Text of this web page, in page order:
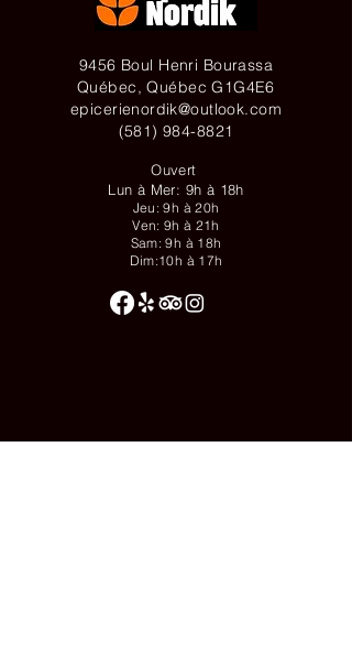
9456 Boul Henri Bourassa
Québec, Québec G1G4E6
epicerienordik@outlook.com
(581) 984-8821
Ouvert
Lun à Mer: 9h à 18h
Jeu: 9h à 20h
Ven: 9h à 21h
Sam: 9h à 18h
Dim:10h à 17h